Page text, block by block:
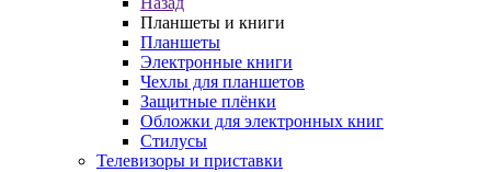
Планшеты и книги
Планшеты
Электронные книги
Чехлы для планшетов
Защитные плёнки
Обложки для электронных книг
Стилусы
Телевизоры и приставки